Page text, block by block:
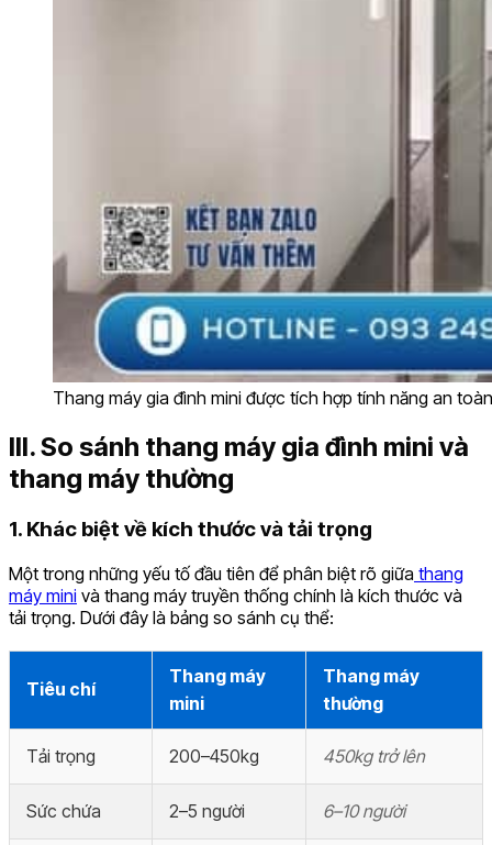
Thang máy gia đình mini được tích hợp tính năng an
III. So sánh thang máy gia đình mini và
thang máy thường
1. Khác biệt về kích thước và tải trọng
Một trong những yếu tố đầu tiên để phân biệt rõ giữa thang
máy mini và thang máy truyền thống chính là kích thước và
tải trọng. Dưới đây là bảng so sánh cụ thể:
Tiêu chí
Thang máy
mini
Thang máy
thường
Tải trọng 200–450kg 450kg trở lên
Sức chứa 2–5 người 6–10 người